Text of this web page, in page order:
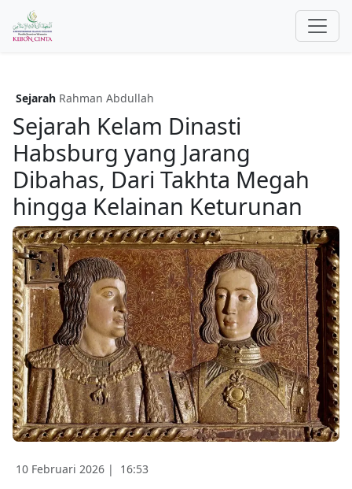
Sejarah Rahman Abdullah
Sejarah Kelam Dinasti
Habsburg yang Jarang
Dibahas, Dari Takhta Megah
hingga Kelainan Keturunan
10 Februari 2026 | 16:53